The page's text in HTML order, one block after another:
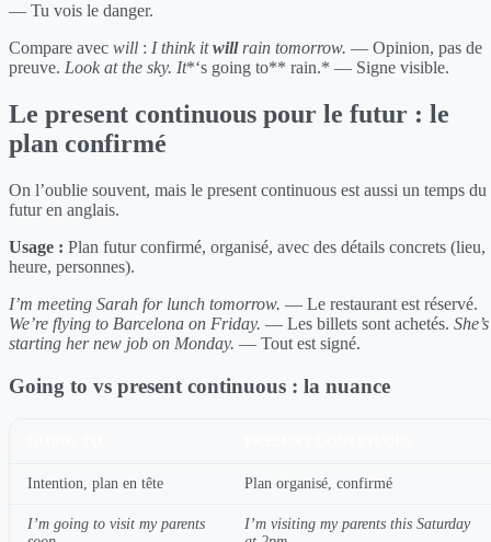
— Tu vois le danger.
Compare avec will : I think itwillrain tomorrow. — Opinion, pas de
preuve. Look at the sky. It*‘s going to** rain.* — Signe visible.
Le present continuous pour le futur : le
plan confirmé
On l’oublie souvent, mais le present continuous est aussi un temps du
futur en anglais.
Usage : Plan futur confirmé, organisé, avec des détails concrets (lieu,
heure, personnes).
I’m meeting Sarah for lunch tomorrow. — Le restaurant est réservé.
We’re flying to Barcelona on Friday. — Les billets sont achetés. She’s
starting her new job on Monday. — Tout est signé.
Going to vs present continuous : la nuance
Intention, plan en tête Plan organisé, confirmé
I’m going to visit my parents
I’m visiting my parents this Saturday